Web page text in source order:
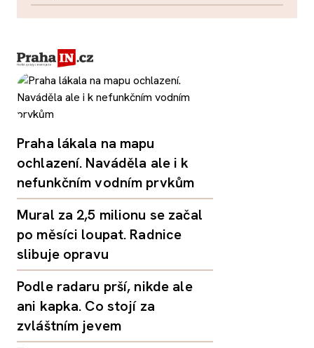
Praha lákala na mapu
ochlazení. Naváděla ale i k
nefunkčním vodním prvkům
Mural za 2,5 milionu se začal
po měsíci loupat. Radnice
slibuje opravu
Podle radaru prší, nikde ale
ani kapka. Co stojí za
zvláštním jevem